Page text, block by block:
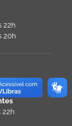
22h
20h
22h